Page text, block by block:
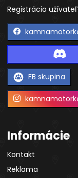
Registrácia
FB skupina
Informácie
Kontakt
Reklama